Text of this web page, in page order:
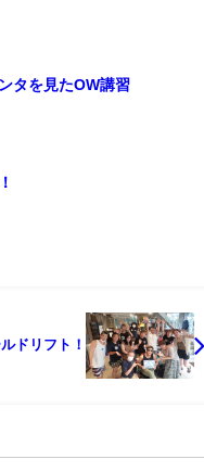
タを見たOW講習
ドリフト！